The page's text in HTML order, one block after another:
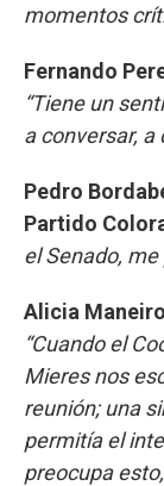
momentos
Fernando
“Tiene un
a conversar, a
Pedro
Partido
el Senado,
Alicia
“Cuando el
Mieres nos
reunión; una
permitía el
preocupa